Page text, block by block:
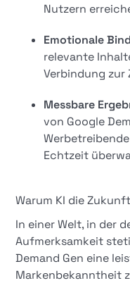
Nutzern
Emotionale
relevante
Verbindung zur
Messbare
von Google
Echtzeit
Warum KI die
In einer Welt, in der
Aufmerksamkeit
Demand Gen eine
Markenbekanntheit